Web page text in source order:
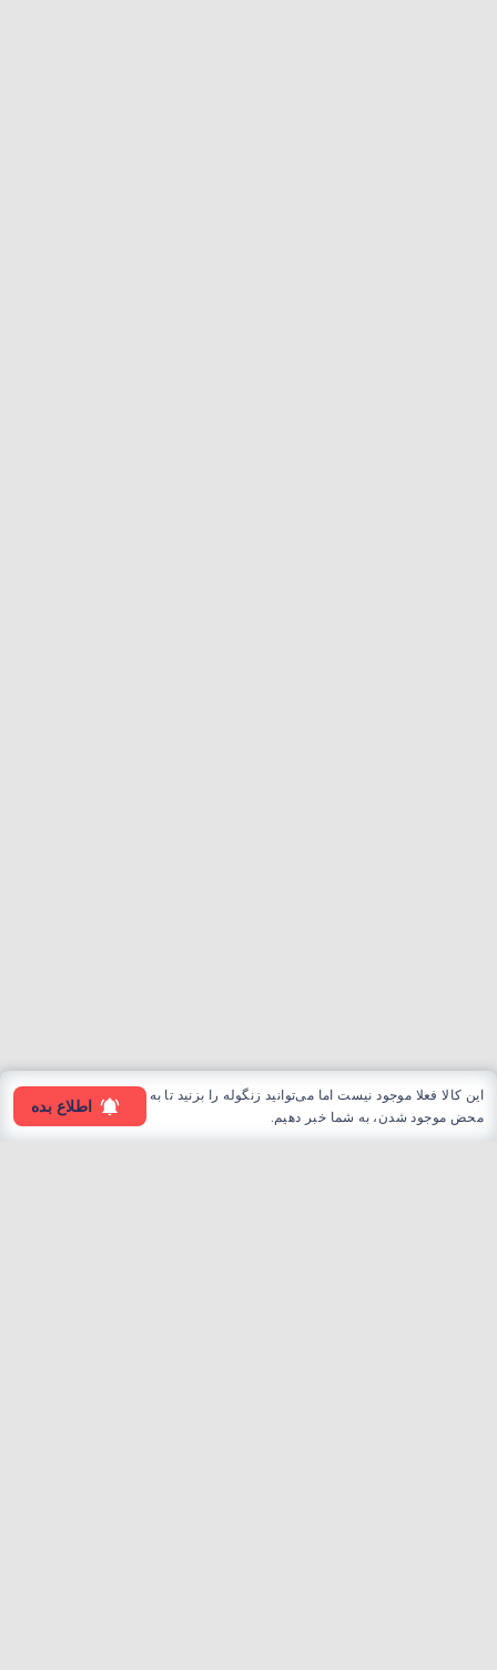
این کالا فعلا موجود نیست اما می‌توانید زنگوله را بزنید تا به
محض موجود شدن، به شما خبر دهیم.
اطلاع بده